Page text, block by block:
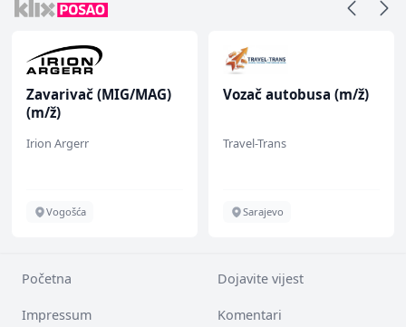
Zavarivač (MIG/MAG)
(m/ž)
Irion Argerr
Vogošća
Vozač autobusa (m/ž)
Travel-Trans
Sarajevo
Početna Dojavite vijest
Impressum Komentari